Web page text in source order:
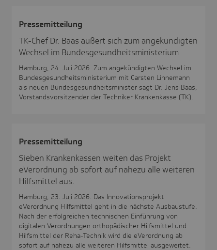
Pres­se­mit­tei­lung
TK-Chef Dr. Baas äußert sich zum angekündigten
Wechsel im Bundesgesundheitsministerium.
Hamburg, 24. Juli 2026. Zum angekündigten Wechsel im
Bundesgesundheitsministerium mit Carsten Linnemann
als neuen Bundesgesundheitsminister sagt Dr. Jens Baas,
Vorstandsvorsitzender der Techniker Krankenkasse (TK).
Pres­se­mit­tei­lung
Sieben Krankenkassen weiten das Projekt
eVerordnung ab sofort auf nahezu alle weiteren
Hilfsmittel aus.
Hamburg, 23. Juli 2026. Das Innovationsprojekt
eVerordnung Hilfsmittel geht in die nächste Ausbaustufe.
Nach der erfolgreichen technischen Einführung von
digitalen Verordnungen orthopädischer Hilfsmittel und
Hilfsmittel der Reha-Technik wird die eVerordnung ab
sofort auf nahezu alle weiteren Hilfsmittel ausgeweitet.